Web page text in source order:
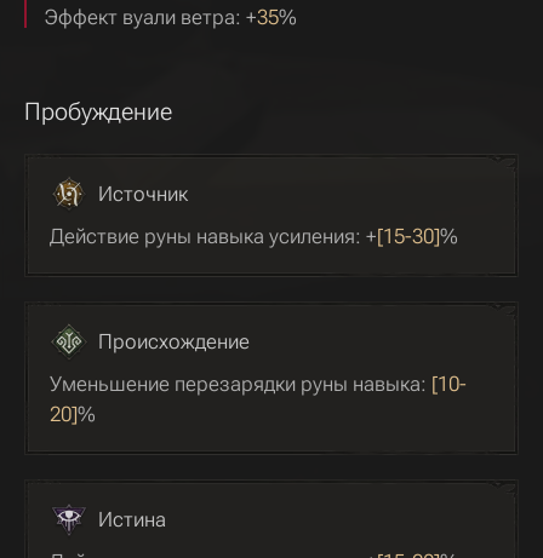
Эффект вуали ветра: +35%
Пробуждение
Источник
Действие руны навыка усиления: +[15-30]%
Происхождение
Уменьшение перезарядки руны навыка: [10-
20]%
Истина